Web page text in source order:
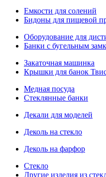
Емкости для солений
Бидоны для пищевой
Оборудование для
Банки с бугельным
Закаточная машинка
Крышки для банок
Медная посуда
Стеклянные банки
Декали для моделей
Деколь на стекло
Деколь на фарфор
Стекло
Другие изделия из